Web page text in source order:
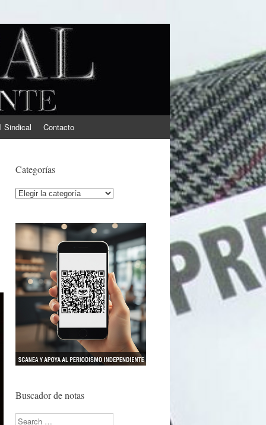
Sindical Contacto
Categorías
Categorías
Buscador de notas
Search